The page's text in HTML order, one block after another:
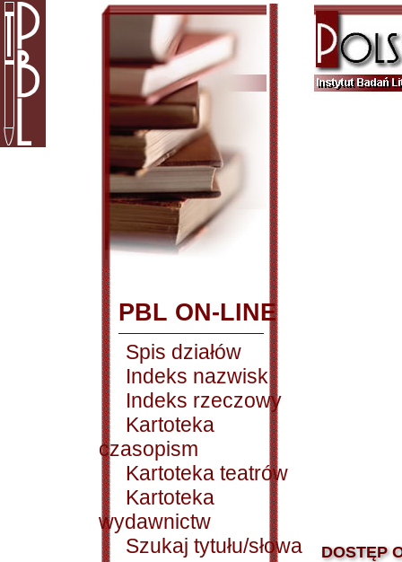
PBL ON-LINE
Spis działów
Indeks nazwisk
Indeks rzeczowy
Kartoteka
czasopism
Kartoteka teatrów
Kartoteka
wydawnictw
Szukaj tytułu/słowa
DOSTĘP